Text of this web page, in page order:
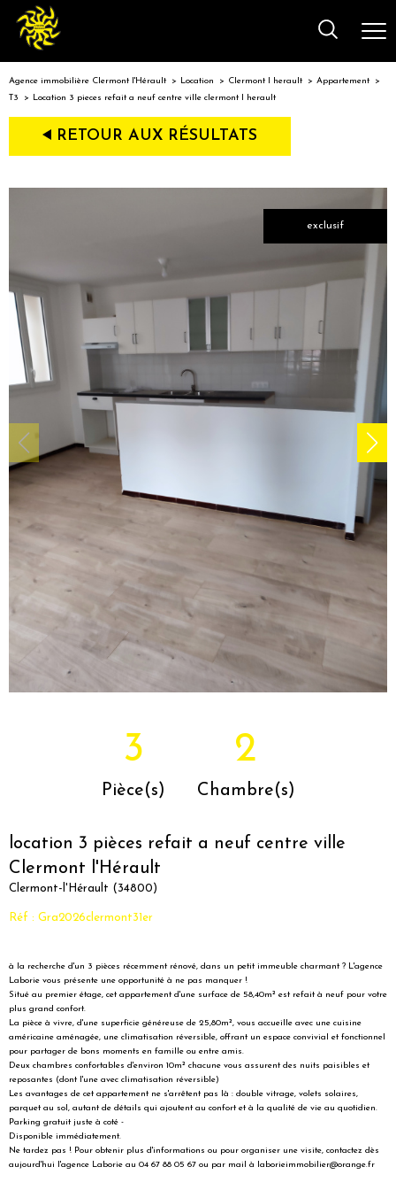
Agence immobilière Clermont l'Hérault Location Clermont l herault Appartement
T3 Location 3 pieces refait a neuf centre ville clermont l herault
RETOUR AUX RÉSULTATS
exclusif
3
Pièce(s)
2
Chambre(s)
location 3 pièces refait a neuf centre ville
Clermont l'Hérault
Clermont-l'Hérault (34800)
Réf : Gra2026clermont31er
à la recherche d'un 3 pièces récemment rénové, dans un petit immeuble charmant ? L'agence
Laborie vous présente une opportunité à ne pas manquer !
Situé au premier étage, cet appartement d'une surface de 58,40m² est refait à neuf pour votre
plus grand confort.
La pièce à vivre, d'une superficie généreuse de 25,80m², vous accueille avec une cuisine
américaine aménagée, une climatisation réversible, offrant un espace convivial et fonctionnel
pour partager de bons moments en famille ou entre amis.
Deux chambres confortables d'environ 10m² chacune vous assurent des nuits paisibles et
reposantes (dont l'une avec climatisation réversible)
Les avantages de cet appartement ne s'arrêtent pas là : double vitrage, volets solaires,
parquet au sol, autant de détails qui ajoutent au confort et à la qualité de vie au quotidien.
Parking gratuit juste à coté -
Disponible immédiatement.
Ne tardez pas ! Pour obtenir plus d'informations ou pour organiser une visite, contactez dès
aujourd'hui l'agence Laborie au 04 67 88 05 67 ou par mail à laborieimmobilier@orange.fr